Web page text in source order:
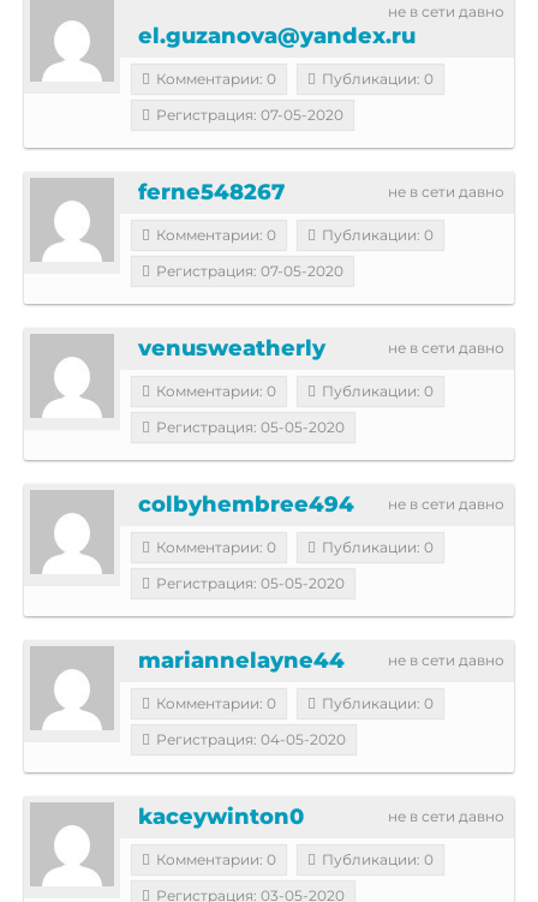
не в сети давно
el.guzanova@yandex.ru
Комментарии: 0
Публикации: 0
Регистрация: 07-05-2020
не в сети давно
ferne548267
Комментарии: 0
Публикации: 0
Регистрация: 07-05-2020
не в сети давно
venusweatherly
Комментарии: 0
Публикации: 0
Регистрация: 05-05-2020
не в сети давно
colbyhembree494
Комментарии: 0
Публикации: 0
Регистрация: 05-05-2020
не в сети давно
mariannelayne44
Комментарии: 0
Публикации: 0
Регистрация: 04-05-2020
не в сети давно
kaceywinton0
Комментарии: 0
Публикации: 0
Регистрация: 03-05-2020